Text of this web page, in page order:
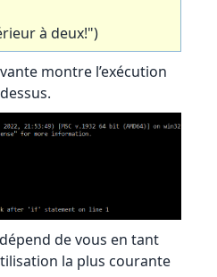
à deux!")
montre l’exécution
de vous en tant
la plus courante